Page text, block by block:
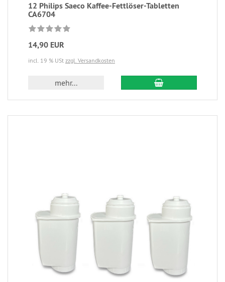
12 Philips Saeco Kaffee-Fettlöser-Tabletten
CA6704
14,90 EUR
incl. 19 % USt zzgl. Versandkosten
mehr...